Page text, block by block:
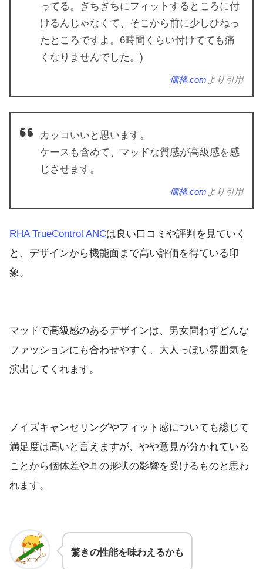
ってる。ぎちぎちにフィットするところに付
けるんじゃなくて、そこから前に少しひねっ
たところですよ。6時間くらい付けてても痛
くなりませんでした。)
価格.com より引用
カッコいいと思います。
ケースも含めて、マッドな質感が高級感を感
じさせます。
価格.com より引用
RHA TrueControl ANCは良い口コミや評判を見ていく
と、デザインから機能面まで高い評価を得ている印
象。
マッドで高級感のあるデザインは、男女問わずどんな
ファッションにも合わせやすく、大人っぽい雰囲気を
演出してくれます。
ノイズキャンセリングやフィット感についても総じて
満足度は高いと言えますが、やや意見が分かれている
ことから個体差や耳の形状の影響を受けるものと思わ
れます。
驚きの性能を味わえるかも